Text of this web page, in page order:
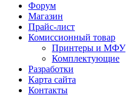
Форум
Магазин
Прайс-лист
Комиссионный товар
Принтеры и МФУ
Комплектующие
Разработки
Карта сайта
Контакты